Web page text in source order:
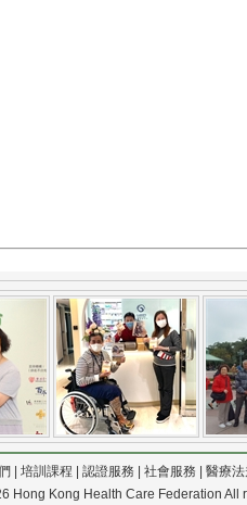
培訓課程 認證服務 社會服務 醫療法
Hong Kong Health Care Federation All